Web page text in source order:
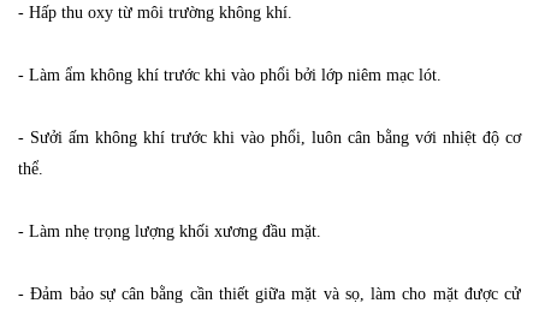
- Hấp thu oxy từ môi trường không khí.
- Làm ẩm không khí trước khi vào phổi bởi lớp niêm mạc lót.
- Sưởi ấm không khí trước khi vào phổi, luôn cân bằng với nhiệt độ cơ
thể.
- Làm nhẹ trọng lượng khối xương đầu mặt.
- Đảm bảo sự cân bằng cần thiết giữa mặt và sọ, làm cho mặt được cử